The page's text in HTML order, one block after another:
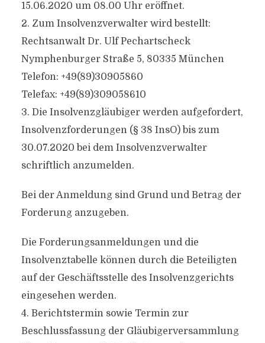
15.06.2020 um 08.00 Uhr eröffnet.
2. Zum Insolvenzverwalter wird bestellt:
Rechtsanwalt Dr. Ulf Pechartscheck
Nymphenburger Straße 5, 80335 München
Telefon: +49(89)30905860
Telefax: +49(89)309058610
3. Die Insolvenzgläubiger werden aufgefordert,
Insolvenzforderungen (§ 38 InsO) bis zum
30.07.2020 bei dem Insolvenzverwalter
schriftlich anzumelden.
Bei der Anmeldung sind Grund und Betrag der
Forderung anzugeben.
Die Forderungsanmeldungen und die
Insolvenztabelle können durch die Beteiligten
auf der Geschäftsstelle des Insolvenzgerichts
eingesehen werden.
4. Berichtstermin sowie Termin zur
Beschlussfassung der Gläubigerversammlung